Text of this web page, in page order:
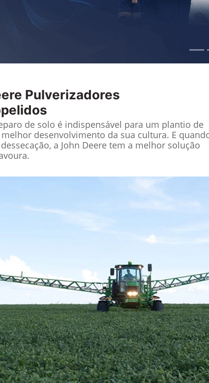
Pulverizadores
de solo é indispensável para um plantio de
desenvolvimento da sua cultura. E
a John Deere tem a melhor solução